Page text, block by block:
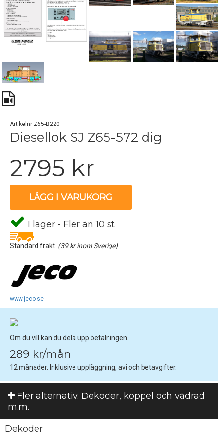
Artikelnr Z65-B220
Diesellok SJ Z65-572 dig
2795 kr
LÄGG I VARUKORG
I lager - Fler än 10 st
Standard frakt (39 kr inom Sverige)
www.jeco.se
Om du vill kan du dela upp betalningen.
289 kr/mån
12 månader. Inklusive uppläggning, avi och betavgifter.
Fler alternativ. Dekoder, koppel och vädrad
m.m.
Dekoder